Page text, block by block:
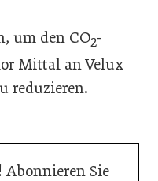
um den CO2-
Mittal an Velux
reduzieren.
Sie